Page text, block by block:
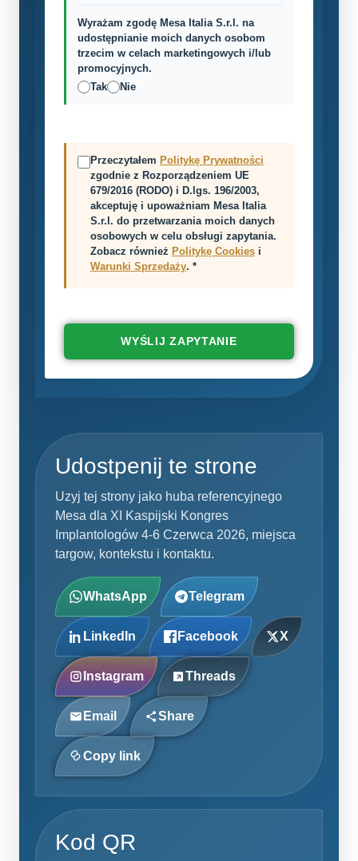
Wyrażam zgodę Mesa Italia S.r.l. na
udostępnianie moich danych osobom
trzecim w celach marketingowych i/lub
promocyjnych.
Tak
Nie
Przeczytałem Politykę Prywatności
zgodnie z Rozporządzeniem UE
679/2016 (RODO) i D.lgs. 196/2003,
akceptuję i upoważniam Mesa Italia
S.r.l. do przetwarzania moich danych
osobowych w celu obsługi zapytania.
Zobacz również Politykę Cookies i
Warunki Sprzedaży. *
WYŚLIJ ZAPYTANIE
Udostpenij te strone
Uzyj tej strony jako huba referencyjnego
Mesa dla XI Kaspijski Kongres
Implantologów 4-6 Czerwca 2026, miejsca
targow, kontekstu i kontaktu.
WhatsApp Telegram
LinkedIn Facebook X
Instagram Threads
Email Share
Copy link
Kod QR